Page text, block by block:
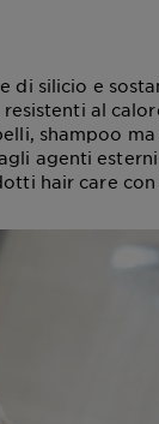
di silicio e
al
shampoo ma
agenti
hair care